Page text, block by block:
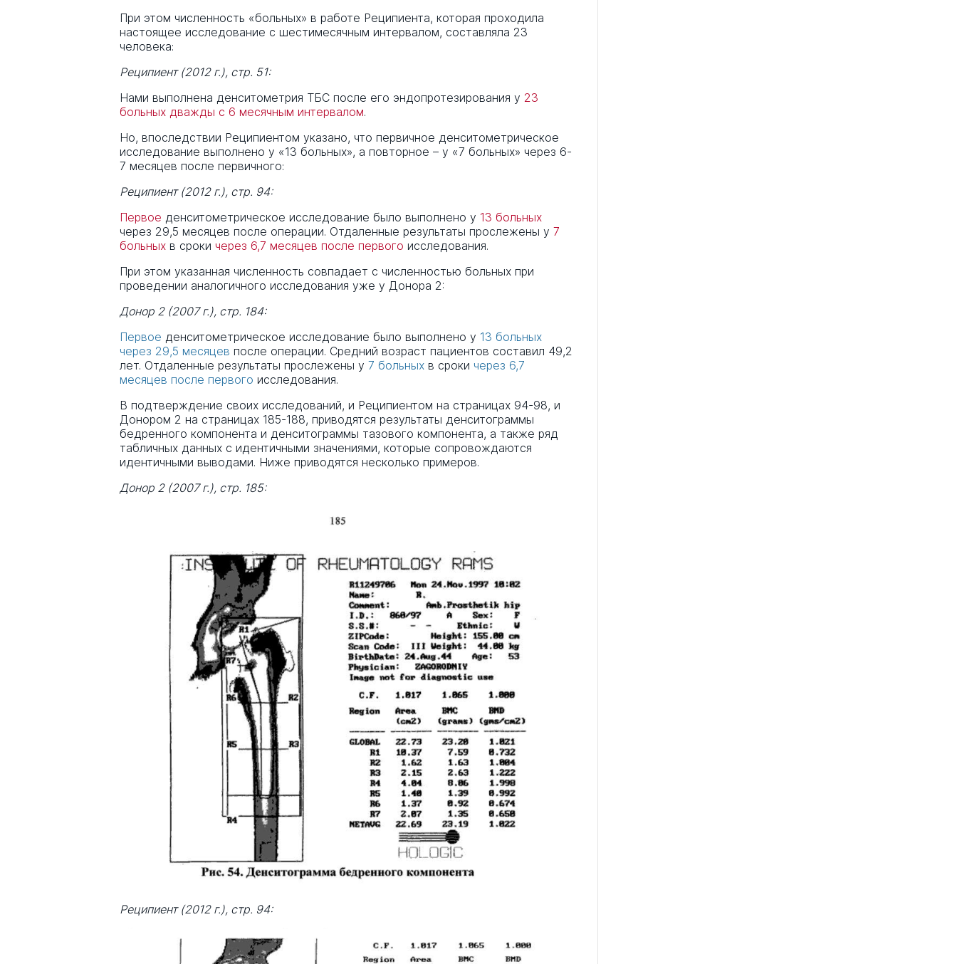
При этом численность «больных» в работе Реципиента, которая проходила
настоящее исследование с шестимесячным интервалом, составляла 23
человека:
Реципиент (2012 г.), стр. 51:
Нами выполнена денситометрия ТБС после его эндопротезирования у 23
больных дважды с 6 месячным интервалом.
Но, впоследствии Реципиентом указано, что первичное денситометрическое
исследование выполнено у «13 больных», а повторное – у «7 больных» через 6-
7 месяцев после первичного:
Реципиент (2012 г.), стр. 94:
Первое денситометрическое исследование было выполнено у 13 больных
через 29,5 месяцев после операции. Отдаленные результаты прослежены у 7
больных в сроки через 6,7 месяцев после первого исследования.
При этом указанная численность совпадает с численностью больных при
проведении аналогичного исследования уже у Донора 2:
Донор 2 (2007 г.), стр. 184:
Первое денситометрическое исследование было выполнено у 13 больных
через 29,5 месяцев после операции. Средний возраст пациентов составил 49,2
лет. Отдаленные результаты прослежены у 7 больных в сроки через 6,7
месяцев после первого исследования.
В подтверждение своих исследований, и Реципиентом на страницах 94-98, и
Донором 2 на страницах 185-188, приводятся результаты денситограммы
бедренного компонента и денситограммы тазового компонента, а также ряд
табличных данных с идентичными значениями, которые сопровождаются
идентичными выводами. Ниже приводятся несколько примеров.
Донор 2 (2007 г.), стр. 185:
Реципиент (2012 г.), стр. 94: